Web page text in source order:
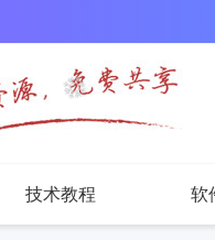
技术教程 软